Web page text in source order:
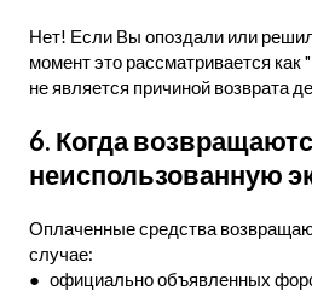
Нет! Если Вы опоздали или
момент это рассматривается как
не является причиной возврата
6. Когда
неиспользованную
Оплаченные средства
случае:
● официально объявленных